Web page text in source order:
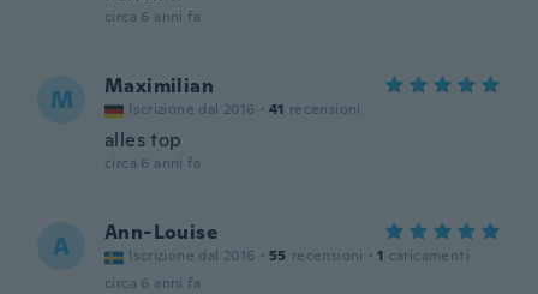
circa 6 anni fa
M Maximilian
Iscrizione dal 2016 · 41 recensioni
alles top
circa 6 anni fa
A Ann-Louise
Iscrizione dal 2016 · 55 recensioni · 1 caricamenti
circa 6 anni fa